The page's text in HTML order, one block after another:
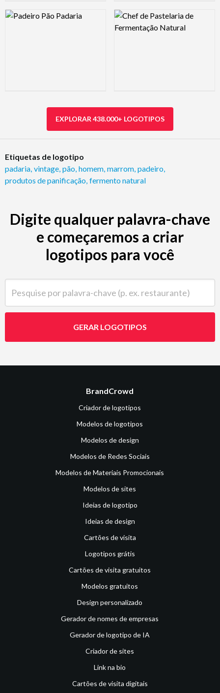
Logo Preview Image Logo Preview Image
EXPLORAR 438.000+ LOGOTIPOS
Etiquetas de logotipo
padaria vintage pão homem marrom padeiro
produtos de panificação fermento natural
Digite qualquer palavra-chave
e começaremos a criar
logotipos para você
GERAR LOGOTIPOS
BrandCrowd
Criador de logotipos
Modelos de logotipos
Modelos de design
Modelos de Redes Sociais
Modelos de Materiais Promocionais
Modelos de sites
Ideias de logotipo
Ideias de design
Cartões de visita
Logotipos grátis
Cartões de visita gratuitos
Modelos gratuitos
Design personalizado
Gerador de nomes de empresas
Gerador de logotipo de IA
Criador de sites
Link na bio
Cartões de visita digitais